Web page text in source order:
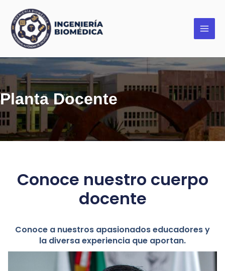
contenido
Menu
Planta Docente
Conoce nuestro cuerpo
docente
Conoce a nuestros apasionados educadores y
la diversa experiencia que aportan.